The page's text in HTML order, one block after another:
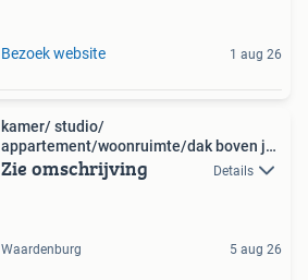
Bezoek website 1 aug 26
kamer/ studio/
appartement/woonruimte/dak boven je
hoofd
Zie omschrijving Details
Waardenburg 5 aug 26